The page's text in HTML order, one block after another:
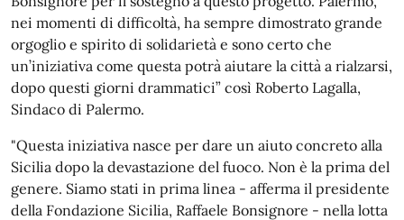
nei momenti di difficoltà, ha sempre dimostrato grande
orgoglio e spirito di solidarietà e sono certo che
un’iniziativa come questa potrà aiutare la città a rialzarsi,
dopo questi giorni drammatici” così Roberto Lagalla,
Sindaco di Palermo.
"Questa iniziativa nasce per dare un aiuto concreto alla
Sicilia dopo la devastazione del fuoco. Non è la prima del
genere. Siamo stati in prima linea - afferma il presidente
della Fondazione Sicilia, Raffaele Bonsignore - nella lotta